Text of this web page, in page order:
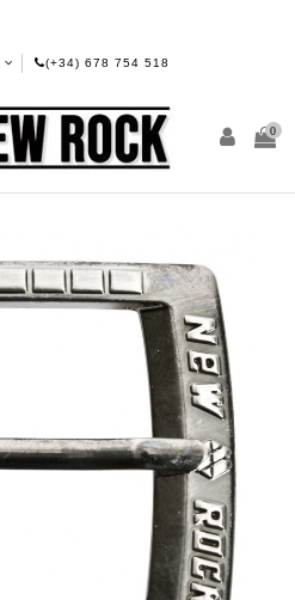
(+34) 678 754 518
0